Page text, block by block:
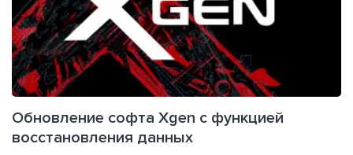
Обновление софта Xgen с функцией
восстановления данных